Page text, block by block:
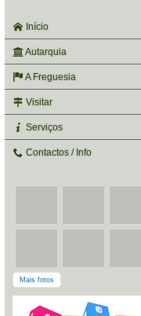
Início
Autarquia
A Freguesia
Visitar
Serviços
Contactos / Info
Mais fotos